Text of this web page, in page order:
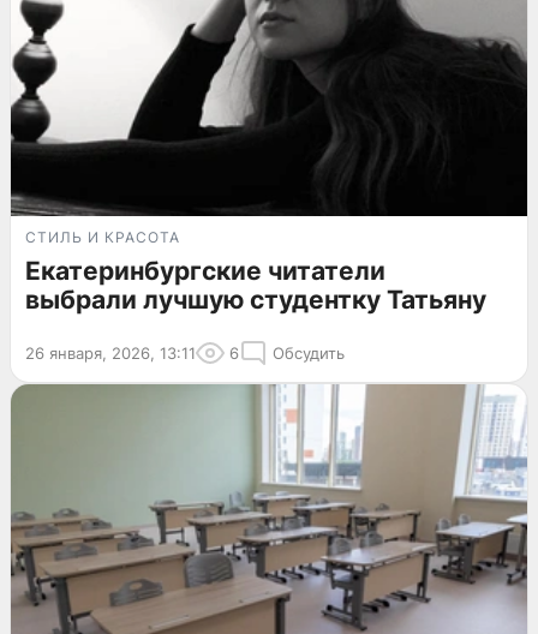
СТИЛЬ И КРАСОТА
Екатеринбургские читатели
выбрали лучшую студентку Татьяну
26 января, 2026, 13:11 6 Обсудить